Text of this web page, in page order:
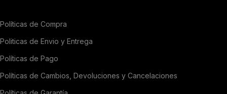
Políticas de Compra
Politicas de Envio y Entrega
Políticas de Pago
Políticas de Cambios, Devoluciones y Cancelaciones